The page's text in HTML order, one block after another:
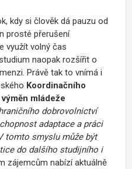
kdy si člověk dá pauzu od
prosté přerušení
využít volný čas
naopak rozšířit o
Právě tak to vnímá i
Koordinačního
mládeže
dobrovolnictví
adaptace a práci
tomto smyslu může být
do dalšího studijního i
zájemcům nabízí aktuálně